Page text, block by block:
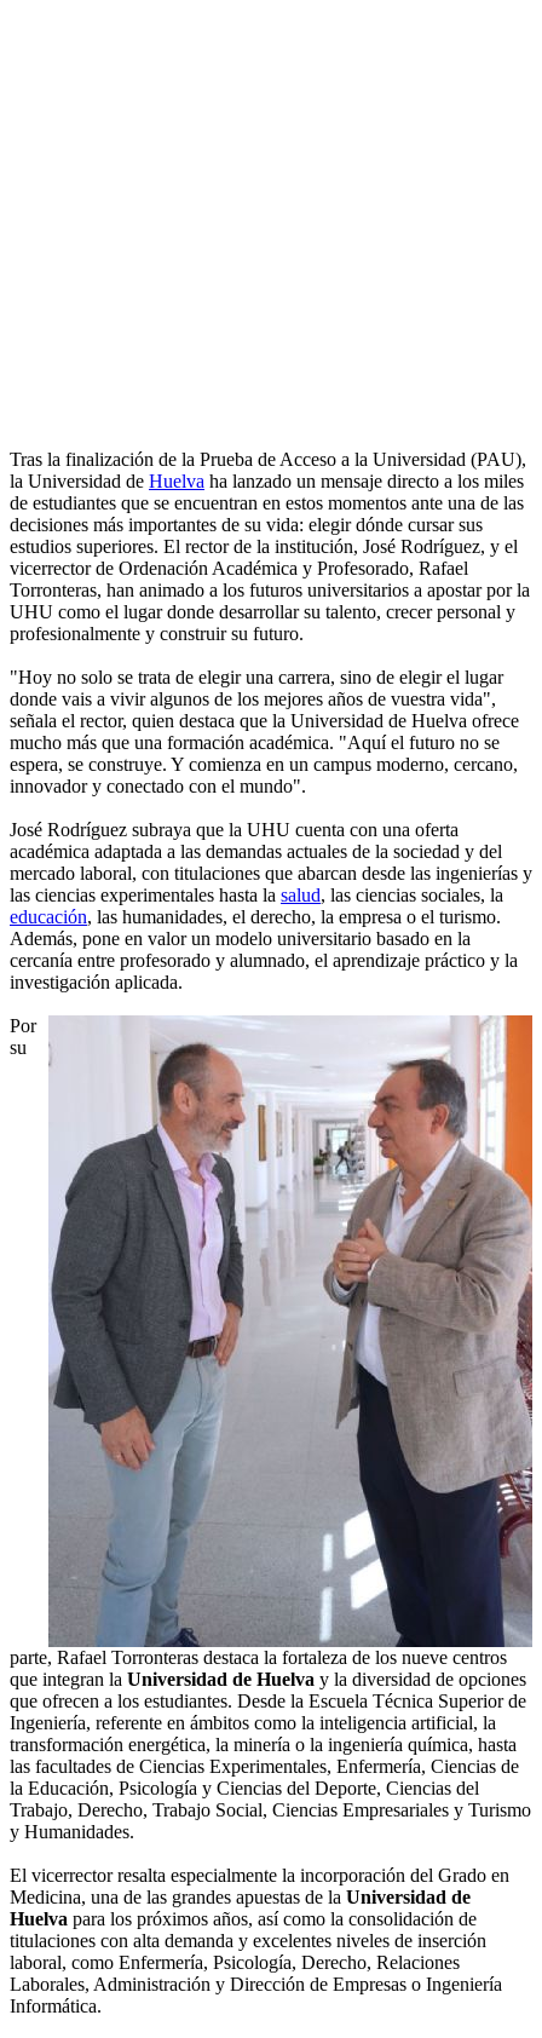
Tras la finalización de la Prueba de Acceso a la Universidad (PAU),
la Universidad de Huelva ha lanzado un mensaje directo a los miles
de estudiantes que se encuentran en estos momentos ante una de las
decisiones más importantes de su vida: elegir dónde cursar sus
estudios superiores. El rector de la institución, José Rodríguez, y el
vicerrector de Ordenación Académica y Profesorado, Rafael
Torronteras, han animado a los futuros universitarios a apostar por la
UHU como el lugar donde desarrollar su talento, crecer personal y
profesionalmente y construir su futuro.
"Hoy no solo se trata de elegir una carrera, sino de elegir el lugar
donde vais a vivir algunos de los mejores años de vuestra vida",
señala el rector, quien destaca que la Universidad de Huelva ofrece
mucho más que una formación académica. "Aquí el futuro no se
espera, se construye. Y comienza en un campus moderno, cercano,
innovador y conectado con el mundo".
José Rodríguez subraya que la UHU cuenta con una oferta
académica adaptada a las demandas actuales de la sociedad y del
mercado laboral, con titulaciones que abarcan desde las ingenierías y
las ciencias experimentales hasta la salud, las ciencias sociales, la
educación, las humanidades, el derecho, la empresa o el turismo.
Además, pone en valor un modelo universitario basado en la
cercanía entre profesorado y alumnado, el aprendizaje práctico y la
investigación aplicada.
Por
su
parte, Rafael Torronteras destaca la fortaleza de los nueve centros
que integran la Universidad de Huelva y la diversidad de opciones
que ofrecen a los estudiantes. Desde la Escuela Técnica Superior de
Ingeniería, referente en ámbitos como la inteligencia artificial, la
transformación energética, la minería o la ingeniería química, hasta
las facultades de Ciencias Experimentales, Enfermería, Ciencias de
la Educación, Psicología y Ciencias del Deporte, Ciencias del
Trabajo, Derecho, Trabajo Social, Ciencias Empresariales y Turismo
y Humanidades.
El vicerrector resalta especialmente la incorporación del Grado en
Medicina, una de las grandes apuestas de la Universidad de
Huelva para los próximos años, así como la consolidación de
titulaciones con alta demanda y excelentes niveles de inserción
laboral, como Enfermería, Psicología, Derecho, Relaciones
Laborales, Administración y Dirección de Empresas o Ingeniería
Informática.